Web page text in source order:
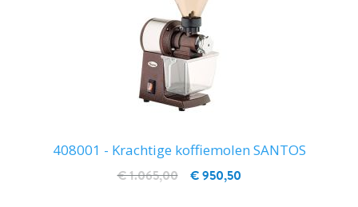
408001 - Krachtige koffiemolen SANTOS
€ 950,50
€ 1.065,00